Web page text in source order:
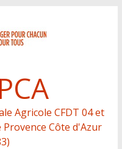
Agricole CFDT 04 et
Provence Côte d'Azur